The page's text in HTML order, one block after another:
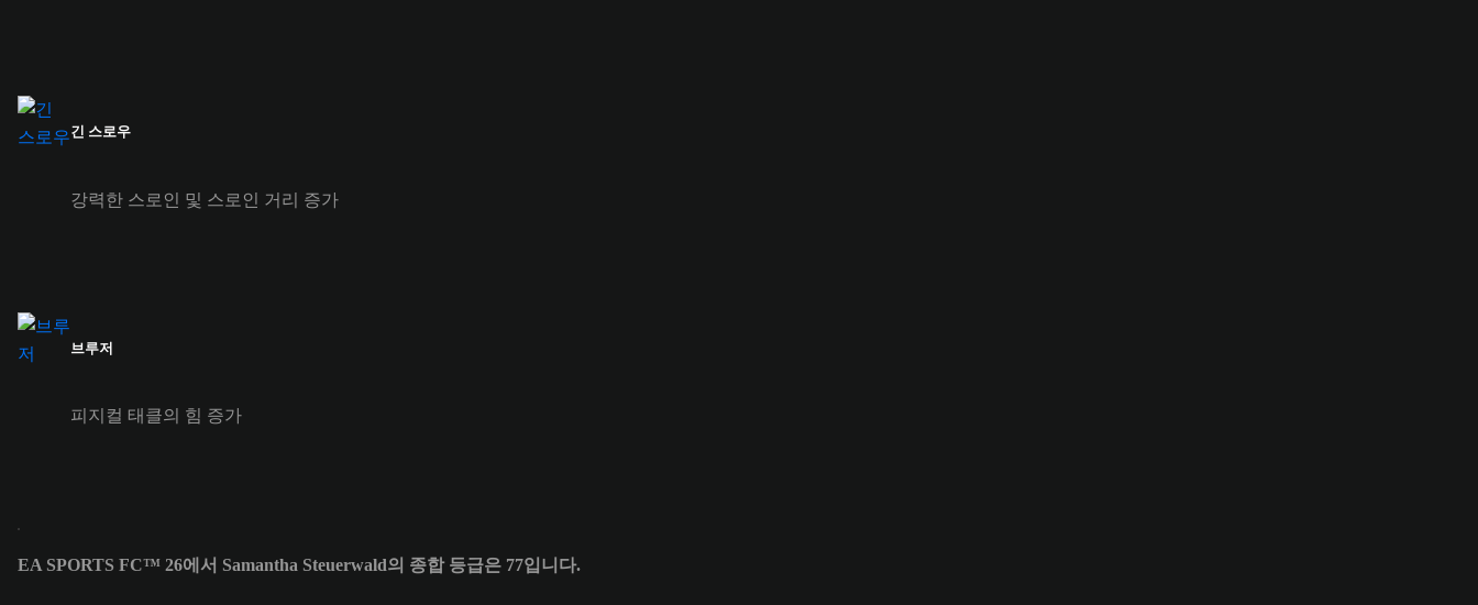
긴 스로우
강력한 스로인 및 스로인 거리 증가
브루저
피지컬 태클의 힘 증가
EA SPORTS FC™ 26에서 Samantha Steuerwald의 종합 등급은 77입니다.